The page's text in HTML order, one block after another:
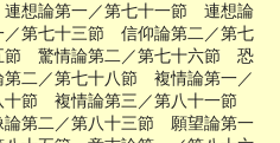
想論第一／第七十一節 連想論
第七十三節 信仰論第二／第七
節 驚情論第二／第七十六節 恐
二／第七十八節 複情論第一／
節 複情論第三／第八十一節
第二／第八十三節 願望論第一